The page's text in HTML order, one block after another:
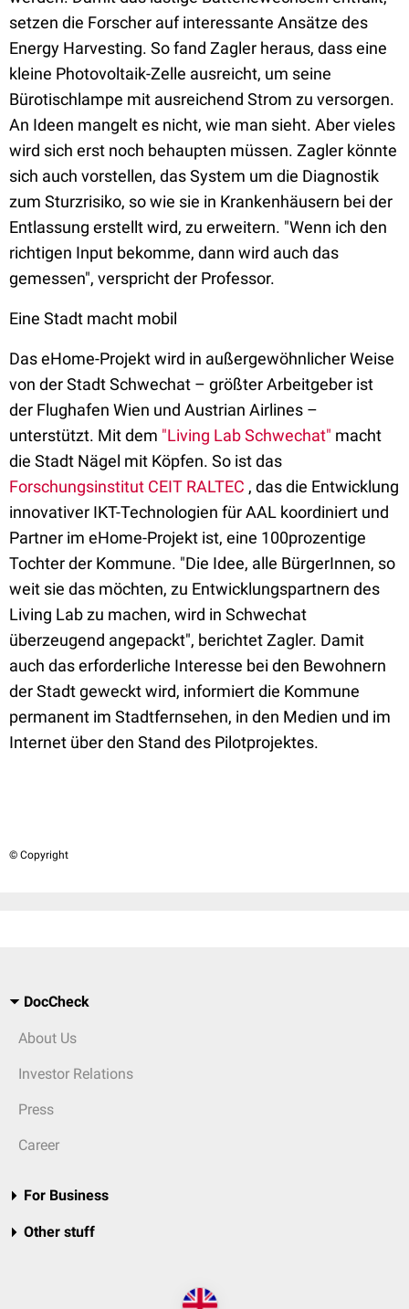
setzen die Forscher auf interessante Ansätze des
Energy Harvesting. So fand Zagler heraus, dass eine
kleine Photovoltaik-Zelle ausreicht, um seine
Bürotischlampe mit ausreichend Strom zu versorgen.
An Ideen mangelt es nicht, wie man sieht. Aber vieles
wird sich erst noch behaupten müssen. Zagler könnte
sich auch vorstellen, das System um die Diagnostik
zum Sturzrisiko, so wie sie in Krankenhäusern bei der
Entlassung erstellt wird, zu erweitern. "Wenn ich den
richtigen Input bekomme, dann wird auch das
gemessen", verspricht der Professor.
Eine Stadt macht mobil
Das eHome-Projekt wird in außergewöhnlicher Weise
von der Stadt Schwechat – größter Arbeitgeber ist
der Flughafen Wien und Austrian Airlines –
unterstützt. Mit dem "Living Lab Schwechat" macht
die Stadt Nägel mit Köpfen. So ist das
Forschungsinstitut CEIT RALTEC , das die Entwicklung
innovativer IKT-Technologien für AAL koordiniert und
Partner im eHome-Projekt ist, eine 100prozentige
Tochter der Kommune. "Die Idee, alle BürgerInnen, so
weit sie das möchten, zu Entwicklungspartnern des
Living Lab zu machen, wird in Schwechat
überzeugend angepackt", berichtet Zagler. Damit
auch das erforderliche Interesse bei den Bewohnern
der Stadt geweckt wird, informiert die Kommune
permanent im Stadtfernsehen, in den Medien und im
Internet über den Stand des Pilotprojektes.
© Copyright
DocCheck
About Us
Investor Relations
Press
Career
For Business
Other stuff